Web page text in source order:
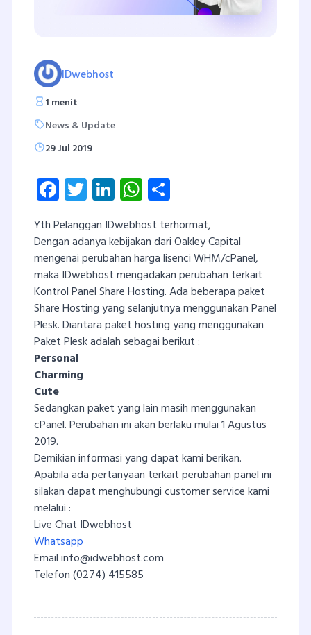
IDwebhost
1 menit
News & Update
29 Jul 2019
Facebook
Twitter
LinkedInWhatsApp
Yth Pelanggan IDwebhost terhormat,
Dengan adanya kebijakan dari Oakley Capital
mengenai perubahan harga lisenci WHM/cPanel,
maka IDwebhost mengadakan perubahan terkait
Kontrol Panel Share Hosting. Ada beberapa paket
Share Hosting yang selanjutnya menggunakan Panel
Plesk. Diantara paket hosting yang menggunakan
Paket Plesk adalah sebagai berikut :
Personal
Charming
Cute
Sedangkan paket yang lain masih menggunakan
cPanel. Perubahan ini akan berlaku mulai 1 Agustus
2019.
Demikian informasi yang dapat kami berikan.
Apabila ada pertanyaan terkait perubahan panel ini
silakan dapat menghubungi customer service kami
melalui :
Live Chat IDwebhost
Whatsapp
Emailinfo@idwebhost.com
Telefon (0274) 415585